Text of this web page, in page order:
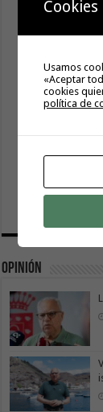
Opinión
Cookies
Usamos
«Aceptar
cookies
política de